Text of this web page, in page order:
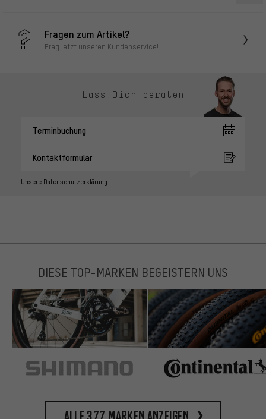
Fragen zum Artikel?
Frag jetzt unseren Kundenservice!
Lass Dich beraten
Terminbuchung
Kontaktformular
Unsere Datenschutzerklärung
DIESE TOP-MARKEN BEGEISTERN UNS